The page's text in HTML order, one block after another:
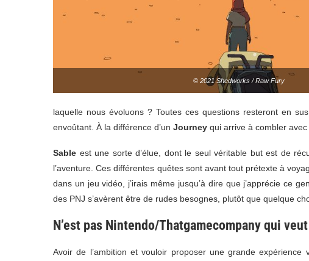
© 2021 Shedworks / Raw Fury
laquelle nous évoluons ? Toutes ces questions resteront en
envoûtant. À la différence d’un Journey qui arrive à combler
Sable est une sorte d’élue, dont le seul véritable but est de
l’aventure. Ces différentes quêtes sont avant tout prétexte à
dans un jeu vidéo, j’irais même jusqu’à dire que j’apprécie ce
des PNJ s’avèrent être de rudes besognes, plutôt que quelque
N’est pas Nintendo/Thatgamecompany qui veut
Avoir de l’ambition et vouloir proposer une grande expérience